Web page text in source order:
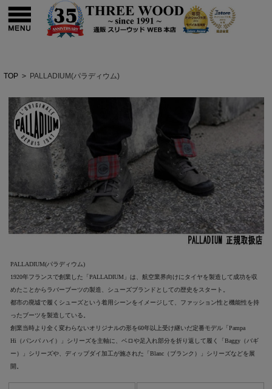
TOP > PALLADIUM(パラディウム)
PALLADIUM(パラディウム)
1920年フランスで創業した「PALLADIUM」は、航空業界向けにタイヤを製造して成功を収
めたことからラバーブーツの製造、シューズブランドとしての歴史をスタート。
都市の廃墟で履くシューズという着用シーンをイメージして、ファッション性と機能性を持
ったブーツを製造している。
創業当時より全く変わらないオリジナルの形を60年以上受け継いだ定番モデル「Pampa
Hi（パンパ ハイ）」シリーズを主軸に、ベロや足入れ部分を折り返して履く「Baggy（バギ
ー）」シリーズや、ディップダイ加工が施された「Blanc（ブランク）」シリーズなどを展
開。